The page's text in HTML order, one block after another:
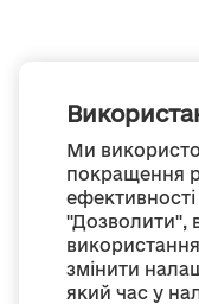
Ми
покращення
"Дозволити",
змінити
який час у